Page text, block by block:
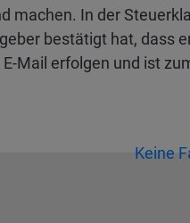
machen. In der
bestätigt hat, dass
Mail erfolgen und ist
Keine